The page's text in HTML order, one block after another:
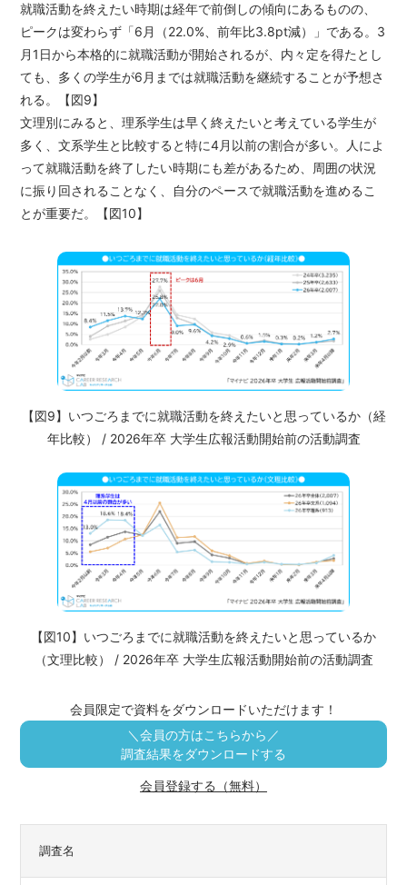
就職活動を終えたい時期は経年で前倒しの傾向にあるものの、
ピークは変わらず「6月（22.0%、前年比3.8pt減）」である。3
月1日から本格的に就職活動が開始されるが、内々定を得たとし
ても、多くの学生が6月までは就職活動を継続することが予想さ
れる。【図9】
文理別にみると、理系学生は早く終えたいと考えている学生が
多く、文系学生と比較すると特に4月以前の割合が多い。人によ
って就職活動を終了したい時期にも差があるため、周囲の状況
に振り回されることなく、自分のペースで就職活動を進めるこ
とが重要だ。【図10】
【図9】いつごろまでに就職活動を終えたいと思っているか（経
年比較） / 2026年卒 大学生広報活動開始前の活動調査
【図10】いつごろまでに就職活動を終えたいと思っているか
（文理比較） / 2026年卒 大学生広報活動開始前の活動調査
会員限定で資料をダウンロードいただけます！
＼会員の方はこちらから／
調査結果をダウンロードする
会員登録する（無料）
調査名